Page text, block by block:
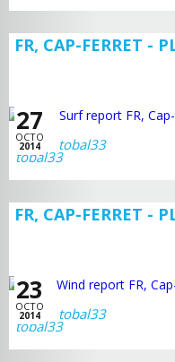
FR, CAP-FERRET -
27
OCTO
2014
tobal33
FR, CAP-FERRET -
23
OCTO
2014
tobal33